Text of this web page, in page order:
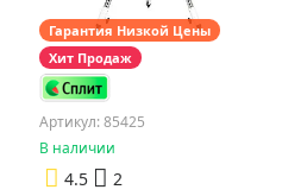
Гарантия Низкой Цены
Хит Продаж
Артикул: 85425
В наличии
4.5
2